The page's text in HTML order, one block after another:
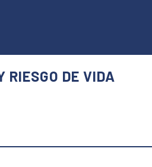
RIESGO DE VIDA